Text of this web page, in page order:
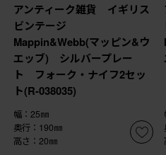
アンティーク雑貨 イギリス
ビンテージ
Mappin&Webb(マッピン&ウ
エッブ) シルバープレー
ト フォーク・ナイフ2セッ
ト(R-038035)
幅：25㎜
奥行：190㎜
高さ：20㎜